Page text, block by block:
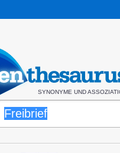
SYNONYME UND